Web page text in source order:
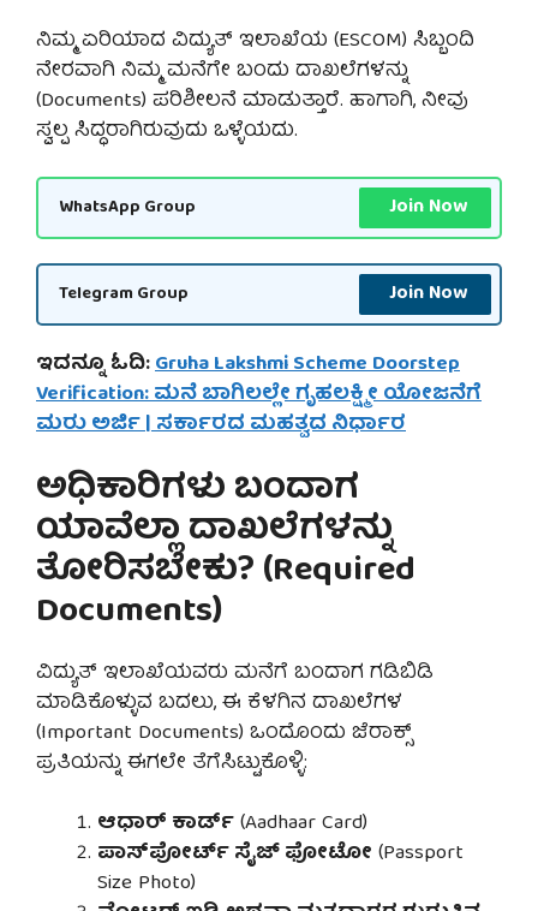
ನಿಮ್ಮ ಏರಿಯಾದ ವಿದ್ಯುತ್ ಇಲಾಖೆಯ (ESCOM) ಸಿಬ್ಬಂದಿ
ನೇರವಾಗಿ ನಿಮ್ಮ ಮನೆಗೇ ಬಂದು ದಾಖಲೆಗಳನ್ನು
(Documents) ಪರಿಶೀಲನೆ ಮಾಡುತ್ತಾರೆ. ಹಾಗಾಗಿ, ನೀವು
ಸ್ವಲ್ಪ ಸಿದ್ಧರಾಗಿರುವುದು ಒಳ್ಳೆಯದು.
WhatsApp Group Join Now
Telegram Group Join Now
ಇದನ್ನೂ ಓದಿ:Gruha Lakshmi Scheme Doorstep
Verification: ಮನೆ ಬಾಗಿಲಲ್ಲೇ ಗೃಹಲಕ್ಷ್ಮೀ ಯೋಜನೆಗೆ
ಮರು ಅರ್ಜಿ | ಸರ್ಕಾರದ ಮಹತ್ವದ ನಿರ್ಧಾರ
ಅಧಿಕಾರಿಗಳು ಬಂದಾಗ
ಯಾವೆಲ್ಲಾ ದಾಖಲೆಗಳನ್ನು
ತೋರಿಸಬೇಕು? (Required
Documents)
ವಿದ್ಯುತ್ ಇಲಾಖೆಯವರು ಮನೆಗೆ ಬಂದಾಗ ಗಡಿಬಿಡಿ
ಮಾಡಿಕೊಳ್ಳುವ ಬದಲು, ಈ ಕೆಳಗಿನ ದಾಖಲೆಗಳ
(Important Documents) ಒಂದೊಂದು ಜೆರಾಕ್ಸ್
ಪ್ರತಿಯನ್ನು ಈಗಲೇ ತೆಗೆಸಿಟ್ಟುಕೊಳ್ಳಿ:
ಆಧಾರ್ ಕಾರ್ಡ್(Aadhaar Card)
ಪಾಸ್‌ಪೋರ್ಟ್ ಸೈಜ್ ಫೋಟೋ (Passport
Size Photo)